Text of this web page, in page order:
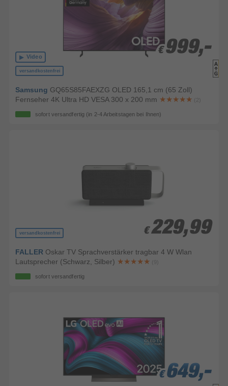
versandkostenfrei
Video
€ 999,-
€ 999,-
Samsung GQ65S85FAEXZG OLED 165,1 cm (65 Zoll)
Fernseher 4K Ultra HD VESA 300 x 200 mm
(2)
sofort versandfertig (in 2-4 Arbeitstagen bei Ihnen)
versandkostenfrei € 229,99
€ 229,99
FALLER Oskar TV Sprachverstärker tragbar 4 W Wlan
Lautsprecher (Schwarz, Silber)
(9)
sofort versandfertig
€ 649,-
€ 649,-
€ 649,-